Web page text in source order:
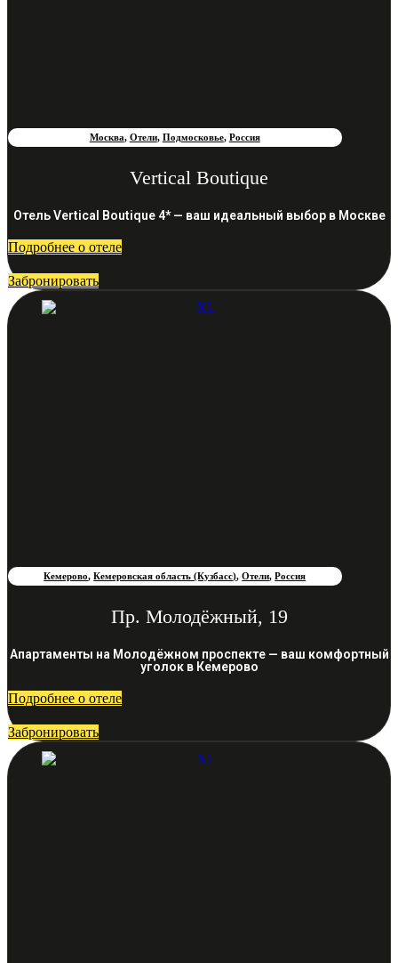
Москва, Отели, Подмосковье, Россия
Vertical Boutique
Отель Vertical Boutique 4* — ваш идеальный выбор в Москве
Подробнее о отеле
Забронировать
Кемерово,Кемеровская область (Кузбасс),Отели,Россия
Пр. Молодёжный, 19
Апартаменты на Молодёжном проспекте — ваш комфортный
уголок в Кемерово
Подробнее о отеле
Забронировать